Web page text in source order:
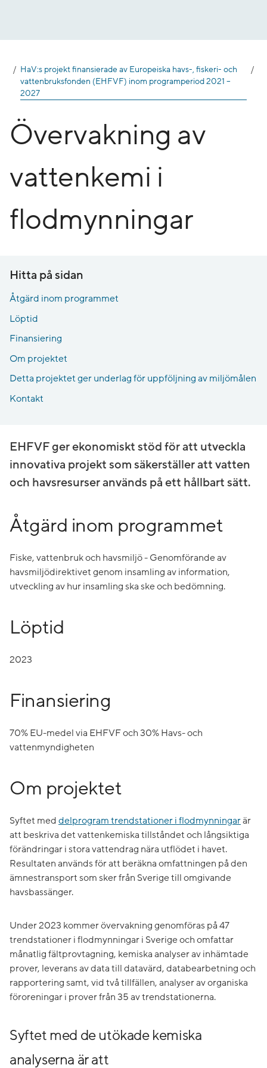
HaV:s projekt finansierade av Europeiska havs-, fiskeri- och
vattenbruksfonden (EHFVF) inom programperiod 2021 –
2027
Övervakning av
vattenkemi i
flodmynningar
Hitta på sidan
Åtgärd inom programmet
Löptid
Finansiering
Om projektet
Detta projektet ger underlag för uppföljning av miljömålen
Kontakt
EHFVF ger ekonomiskt stöd för att utveckla
innovativa projekt som säkerställer att vatten
och havsresurser används på ett hållbart sätt.
Åtgärd inom programmet
Fiske, vattenbruk och havsmiljö - Genomförande av
havsmiljödirektivet genom insamling av information,
utveckling av hur insamling ska ske och bedömning.
Löptid
2023
Finansiering
70% EU-medel via EHFVF och 30% Havs- och
vattenmyndigheten
Om projektet
Syftet med delprogram trendstationer i flodmynningarär
att beskriva det vattenkemiska tillståndet och långsiktiga
förändringar i stora vattendrag nära utflödet i havet.
Resultaten används för att beräkna omfattningen på den
ämnestransport som sker från Sverige till omgivande
havsbassänger.
Under 2023 kommer övervakning genomföras på 47
trendstationer i flodmynningar i Sverige och omfattar
månatlig fältprovtagning, kemiska analyser av inhämtade
prover, leverans av data till datavärd, databearbetning och
rapportering samt, vid två tillfällen, analyser av organiska
föroreningar i prover från 35 av trendstationerna.
Syftet med de utökade kemiska
analyserna är att